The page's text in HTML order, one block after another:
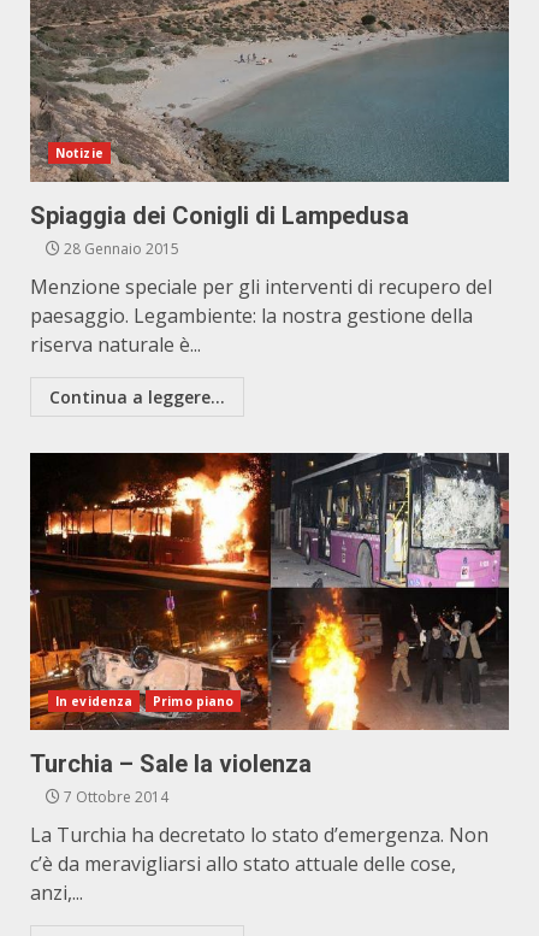
Notizie
Spiaggia dei Conigli di Lampedusa
28 Gennaio 2015
Menzione speciale per gli interventi di recupero del
paesaggio. Legambiente: la nostra gestione della
riserva naturale è...
Continua a leggere...
In evidenza Primo piano
Turchia – Sale la violenza
7 Ottobre 2014
La Turchia ha decretato lo stato d’emergenza. Non
c’è da meravigliarsi allo stato attuale delle cose,
anzi,...